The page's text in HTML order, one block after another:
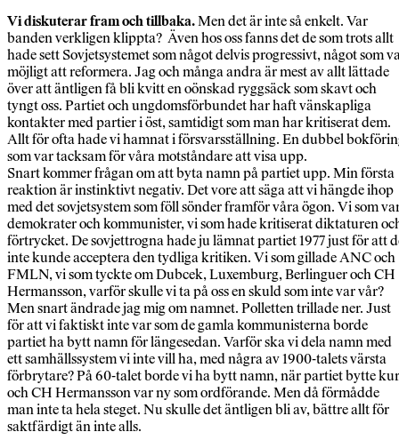
Vi diskuterar fram och tillbaka.Men det är inte så enkelt. Var
banden verkligen klippta? Även hos oss fanns det de som trots allt
hade sett Sovjetsystemet som något delvis progressivt, något som
möjligt att reformera. Jag och många andra är mest av allt lättade
över att äntligen få bli kvitt en oönskad ryggsäck som skavt och
tyngt oss. Partiet och ungdomsförbundet har haft vänskapliga
kontakter med partier i öst, samtidigt som man har kritiserat dem.
Allt för ofta hade vi hamnat i försvarsställning. En dubbel
som var tacksam för våra motståndare att visa upp.
Snart kommer frågan om att byta namn på partiet upp. Min första
reaktion är instinktivt negativ. Det vore att säga att vi hängde ihop
med det sovjetsystem som föll sönder framför våra ögon. Vi som
demokrater och kommunister, vi som hade kritiserat diktaturen
förtrycket. De sovjettrogna hade ju lämnat partiet 1977 just för att
inte kunde acceptera den tydliga kritiken. Vi som gillade ANC och
FMLN, vi som tyckte om Dubcek, Luxemburg, Berlinguer och CH
Hermansson, varför skulle vi ta på oss en skuld som inte var vår?
Men snart ändrade jag mig om namnet. Polletten trillade ner. Just
för att vi faktiskt inte var som de gamla kommunisterna borde
partiet ha bytt namn för längesedan. Varför ska vi dela namn med
ett samhällssystem vi inte vill ha, med några av 1900-talets värsta
förbrytare? På 60-talet borde vi ha bytt namn, när partiet bytte
och CH Hermansson var ny som ordförande. Men då förmådde
man inte ta hela steget. Nu skulle det äntligen bli av, bättre allt för
saktfärdigt än inte alls.